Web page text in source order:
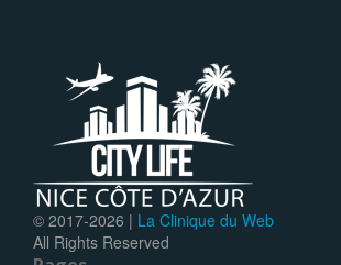
© 2017-2026 | La Clinique du Web
All Rights Reserved